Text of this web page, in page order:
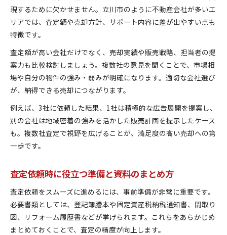
現するために欠かせません。立川市のように不動産会社が多いエ
リアでは、査定額や売却方針、サポート内容に差が出やすい点も
特徴です。
査定額が高い会社だけでなく、売却実績や販売戦略、担当者の提
案力も比較検討しましょう。複数社の意見を聞くことで、市場相
場や自分の物件の強み・弱みが明確になります。適切な会社選び
が、納得できる売却につながります。
例えば、3社に依頼した結果、1社は積極的な広告展開を提案し、
別の会社は地域密着の強みを活かした販売計画を提示したケース
も。複数社査定で視野を広げることが、満足度の高い売却への第
一歩です。
査定依頼時に役立つ準備と資料のまとめ方
査定依頼をスムーズに進めるには、事前準備が非常に重要です。
必要書類としては、登記簿謄本や固定資産税納税通知書、間取り
図、リフォーム履歴書などが挙げられます。これらをあらかじめ
まとめておくことで、査定の精度が向上します。